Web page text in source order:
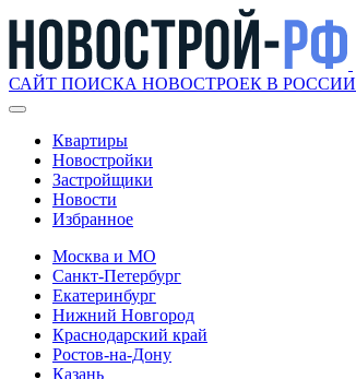
САЙТ ПОИСКА НОВОСТРОЕК В РОССИИ
Квартиры
Новостройки
Застройщики
Новости
Избранное
Москва и МО
Санкт-Петербург
Екатеринбург
Нижний Новгород
Краснодарский край
Ростов-на-Дону
Казань